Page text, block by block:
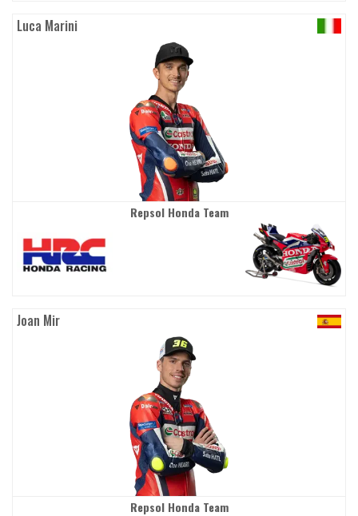
Luca Marini
Repsol Honda Team
Joan Mir
Repsol Honda Team